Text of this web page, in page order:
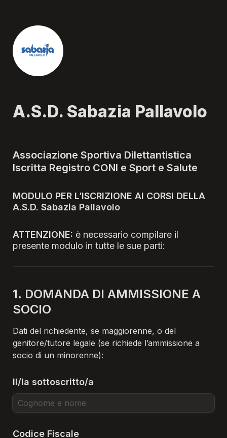
A.S.D. Sabazia Pallavolo
Iscritta Registro CONI e Sport e Salute
MODULO PER L’ISCRIZIONE AI CORSI DELLA
A.S.D. Sabazia Pallavolo
ATTENZIONE: è necessario compilare il
presente modulo in tutte le sue parti:
1. DOMANDA DI AMMISSIONE A
SOCIO
Dati del richiedente, se maggiorenne, o del
genitore/tutore legale (se richiede l’ammissione a
socio di un minorenne):
Il/la sottoscritto/a
Codice Fiscale